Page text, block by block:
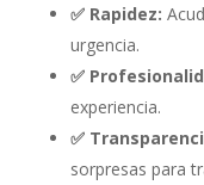
✅ Rapidez:
urgencia.
✅
experiencia.
✅
sorpresas para